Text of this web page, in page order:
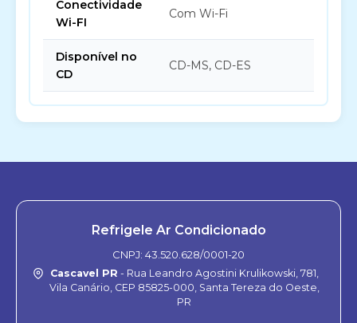
Conectividade
Wi-FI
Com Wi-Fi
Disponível no
CD
CD-MS, CD-ES
Refrigele Ar Condicionado
CNPJ: 43.520.628/0001-20
Cascavel PR - Rua Leandro Agostini Krulikowski, 781,
Vila Canário, CEP 85825-000, Santa Tereza do Oeste,
PR